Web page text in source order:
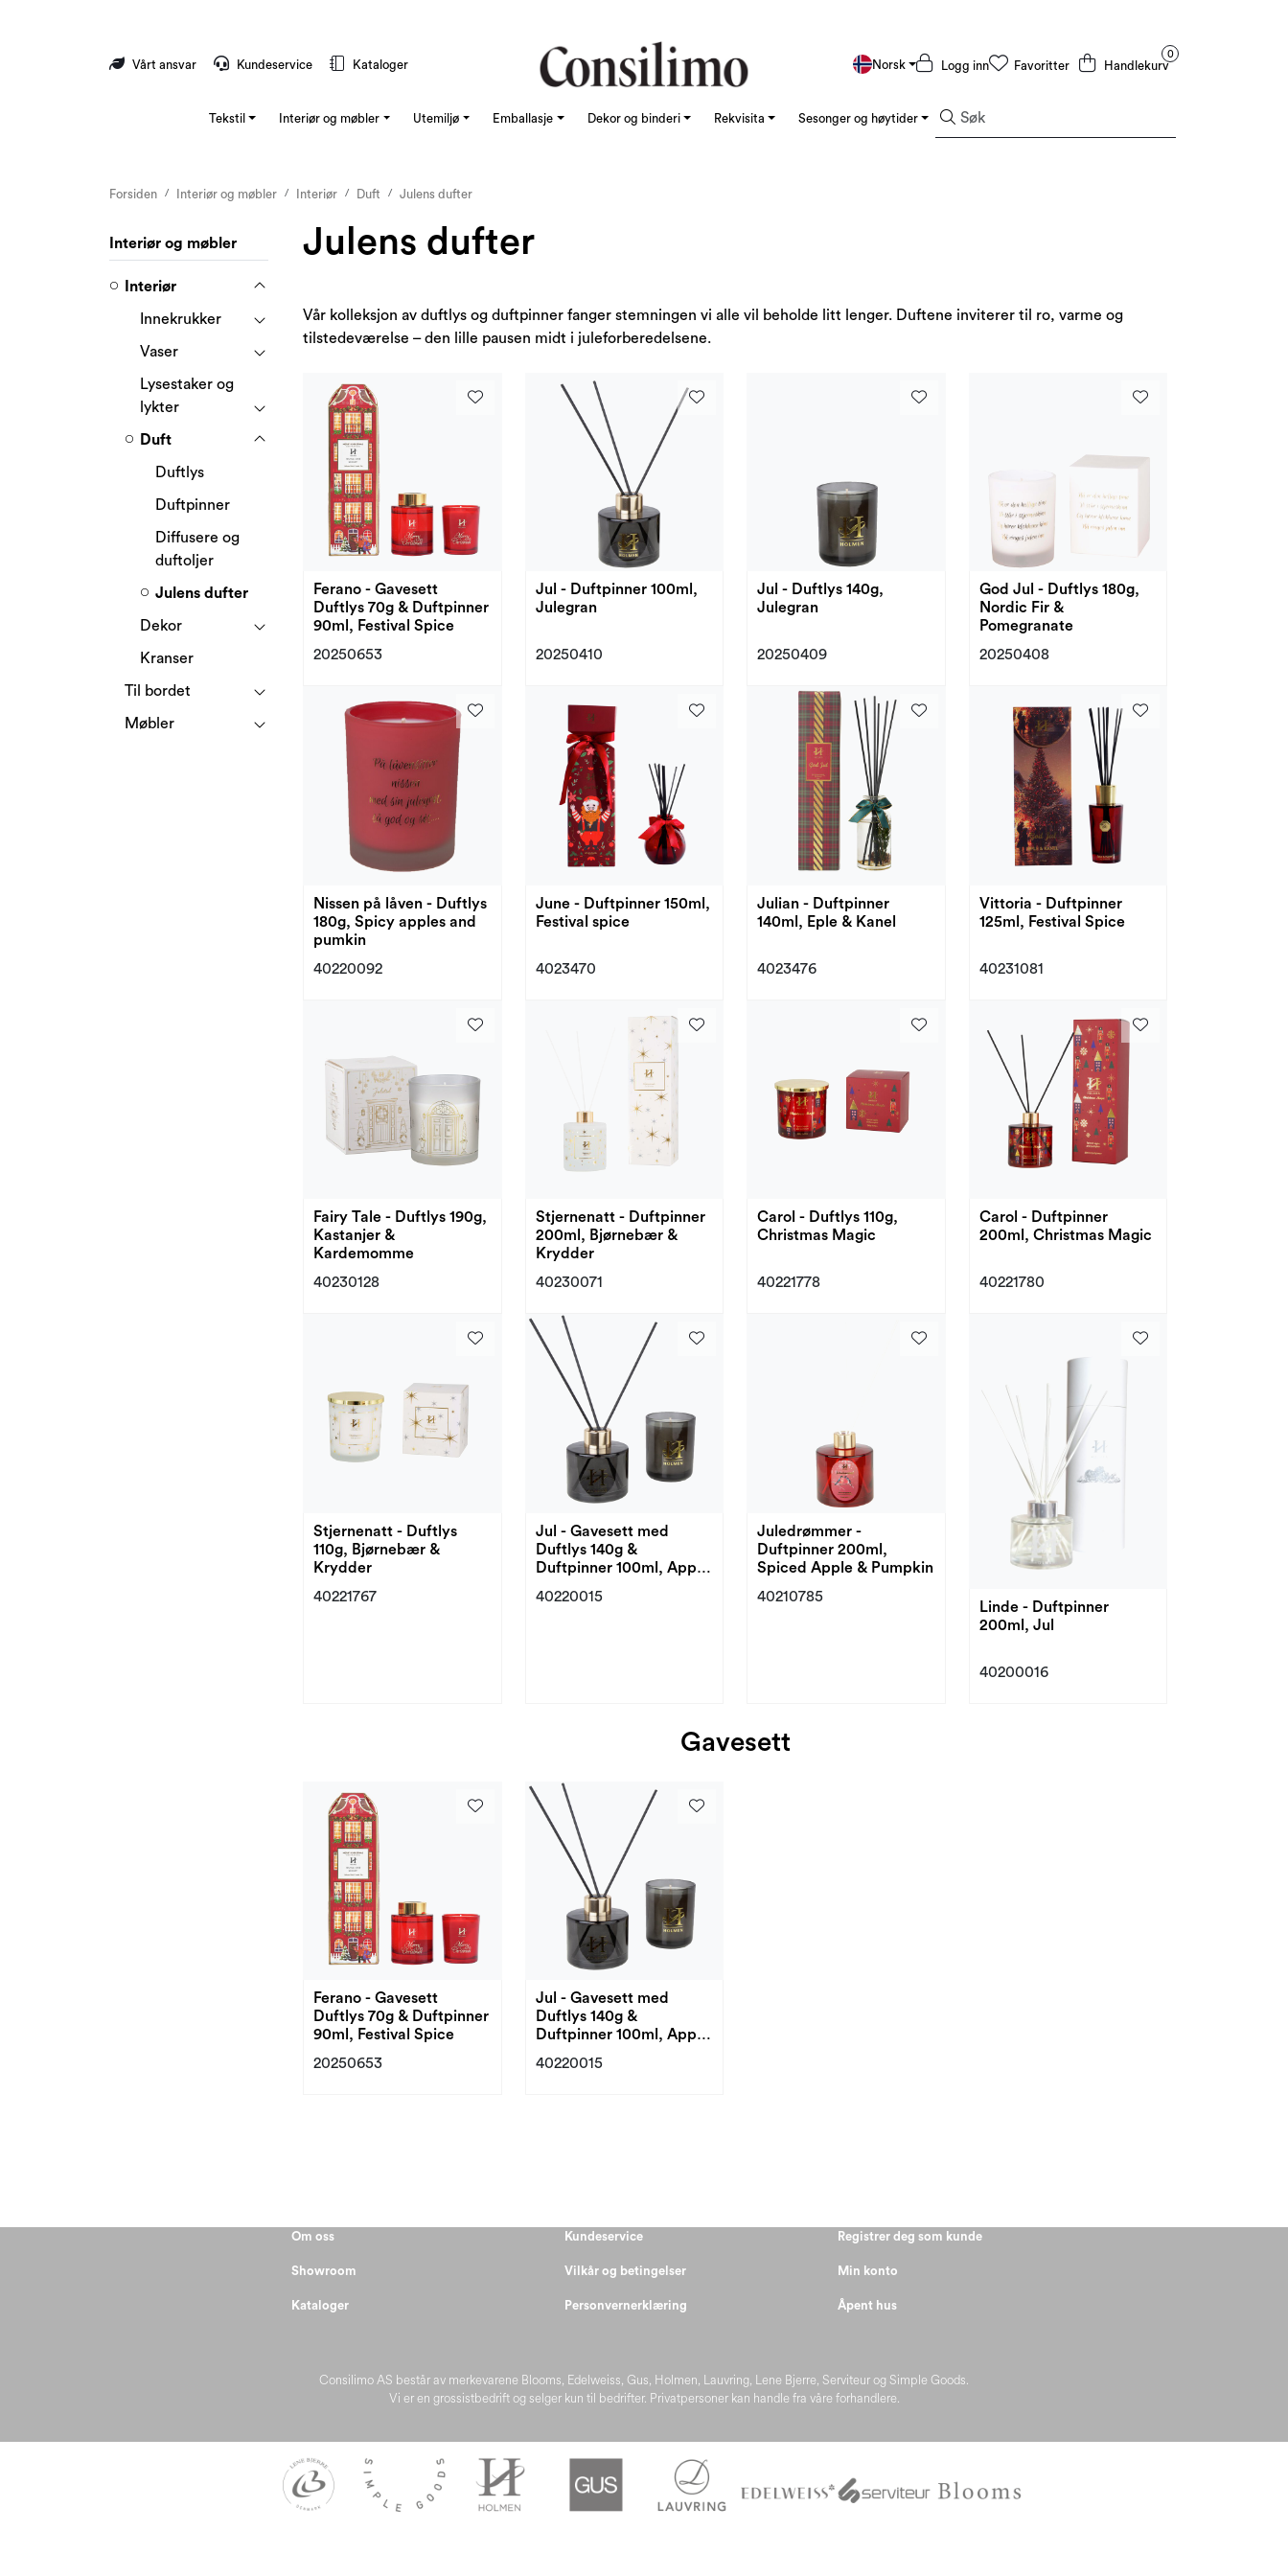
Vårt ansvar Kundeservice Kataloger Norsk Logg inn Favoritter
0
Handlekurv
Tekstil Interiør og møbler Utemiljø Emballasje Dekor og binderi Rekvisita Sesonger og høytider Kampanjer og Outlet
Forsiden Interiør og møbler Interiør Duft Julens dufter
Interiør og møbler
Interiør
Innekrukker
Vaser
Lysestaker og
lykter
Duft
Duftlys
Duftpinner
Diffusere og
duftoljer
Julens dufter
Dekor
Kranser
Til bordet
Møbler
Julens dufter
Vår kolleksjon av duftlys og duftpinner fanger stemningen vi alle vil beholde litt lenger. Duftene inviterer til ro, varme og
tilstedeværelse – den lille pausen midt i juleforberedelsene.
Ferano - Gavesett
Duftlys 70g & Duftpinner
90ml, Festival Spice
20250653
Jul - Duftpinner 100ml,
Julegran
20250410
Jul - Duftlys 140g,
Julegran
20250409
God Jul - Duftlys 180g,
Nordic Fir &
Pomegranate
20250408
Nissen på låven - Duftlys
180g, Spicy apples and
pumkin
40220092
June - Duftpinner 150ml,
Festival spice
4023470
Julian - Duftpinner
140ml, Eple & Kanel
4023476
Vittoria - Duftpinner
125ml, Festival Spice
40231081
Fairy Tale - Duftlys 190g,
Kastanjer &
Kardemomme
40230128
Stjernenatt - Duftpinner
200ml, Bjørnebær &
Krydder
40230071
Carol - Duftlys 110g,
Christmas Magic
40221778
Carol - Duftpinner
200ml, Christmas Magic
40221780
Stjernenatt - Duftlys
110g, Bjørnebær &
Krydder
40221767
Jul - Gavesett med
Duftlys 140g &
Duftpinner 100ml, Apple
40220015
Juledrømmer -
Duftpinner 200ml,
Spiced Apple & Pumpkin
40210785
Linde - Duftpinner
200ml, Jul
40200016
Gavesett
Ferano - Gavesett
Duftlys 70g & Duftpinner
90ml, Festival Spice
20250653
Jul - Gavesett med
Duftlys 140g &
Duftpinner 100ml, Apple
40220015
Consilimo AS består av merkevarene Blooms, Edelweiss, Gus, Holmen, Lauvring, Lene Bjerre, Serviteur og Simple Goods.
Vi er en grossistbedrift og selger kun til bedrifter. Privatpersoner kan handle fra våre forhandlere.
Om oss
Showroom
Kataloger
Kundeservice
Vilkår og betingelser
Personvernerklæring
Registrer deg som kunde
Min konto
Åpent hus